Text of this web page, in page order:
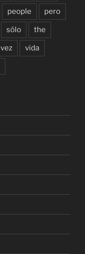
people pero
sólo the
vez vida